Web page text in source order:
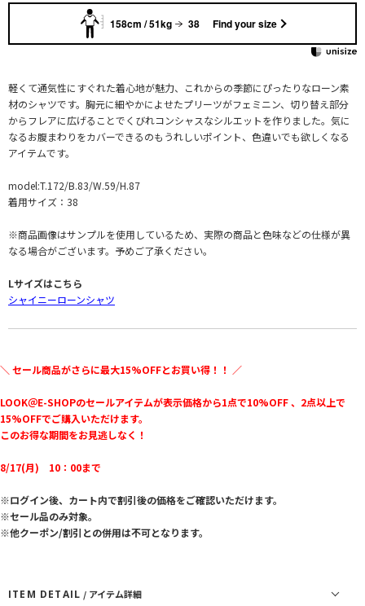
158cm / 51kg 38 Find your size
軽くて通気性にすぐれた着心地が魅力、これからの季節にぴったりなローン素
材のシャツです。胸元に細やかによせたプリーツがフェミニン、切り替え部分
からフレアに広げることでくびれコンシャスなシルエットを作りました。気に
なるお腹まわりをカバーできるのもうれしいポイント、色違いでも欲しくなる
アイテムです。
model:T.172/B.83/W.59/H.87
着用サイズ：38
※商品画像はサンプルを使用しているため、実際の商品と色味などの仕様が異
なる場合がございます。予めご了承ください。
Lサイズはこちら
シャイニーローンシャツ
＼ セール商品がさらに最大15%OFFとお買い得！！ ／
LOOK＠E-SHOPのセールアイテムが表示価格から1点で10%OFF 、2点以上で
15%OFFでご購入いただけます。
このお得な期間をお見逃しなく！
8/17(月) 10：00まで
※ログイン後、カート内で割引後の価格をご確認いただけます。
※セール品のみ対象。
※他クーポン/割引との併用は不可となります。
ITEM DETAIL / アイテム詳細